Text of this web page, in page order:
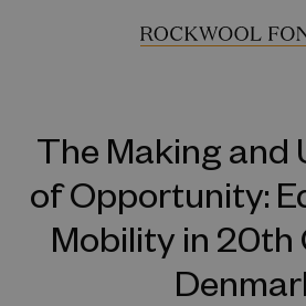
The Making and
of Opportunity:
Mobility in 20th